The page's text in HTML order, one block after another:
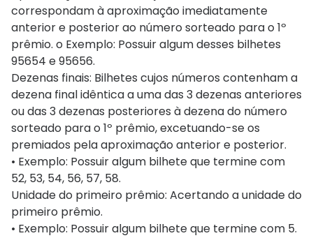
correspondam à aproximação imediatamente
anterior e posterior ao número sorteado para o 1º
prêmio. o Exemplo: Possuir algum desses bilhetes
95654 e 95656.
Dezenas finais: Bilhetes cujos números contenham a
dezena final idêntica a uma das 3 dezenas anteriores
ou das 3 dezenas posteriores à dezena do número
sorteado para o 1º prêmio, excetuando-se os
premiados pela aproximação anterior e posterior.
• Exemplo: Possuir algum bilhete que termine com
52, 53, 54, 56, 57, 58.
Unidade do primeiro prêmio: Acertando a unidade do
primeiro prêmio.
• Exemplo: Possuir algum bilhete que termine com 5.